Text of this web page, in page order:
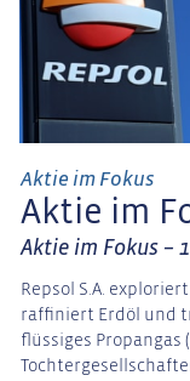
Aktie im Fokus
Aktie im
Aktie im Fokus –
Repsol S.A.
raffiniert Erdöl und
flüssiges Propangas